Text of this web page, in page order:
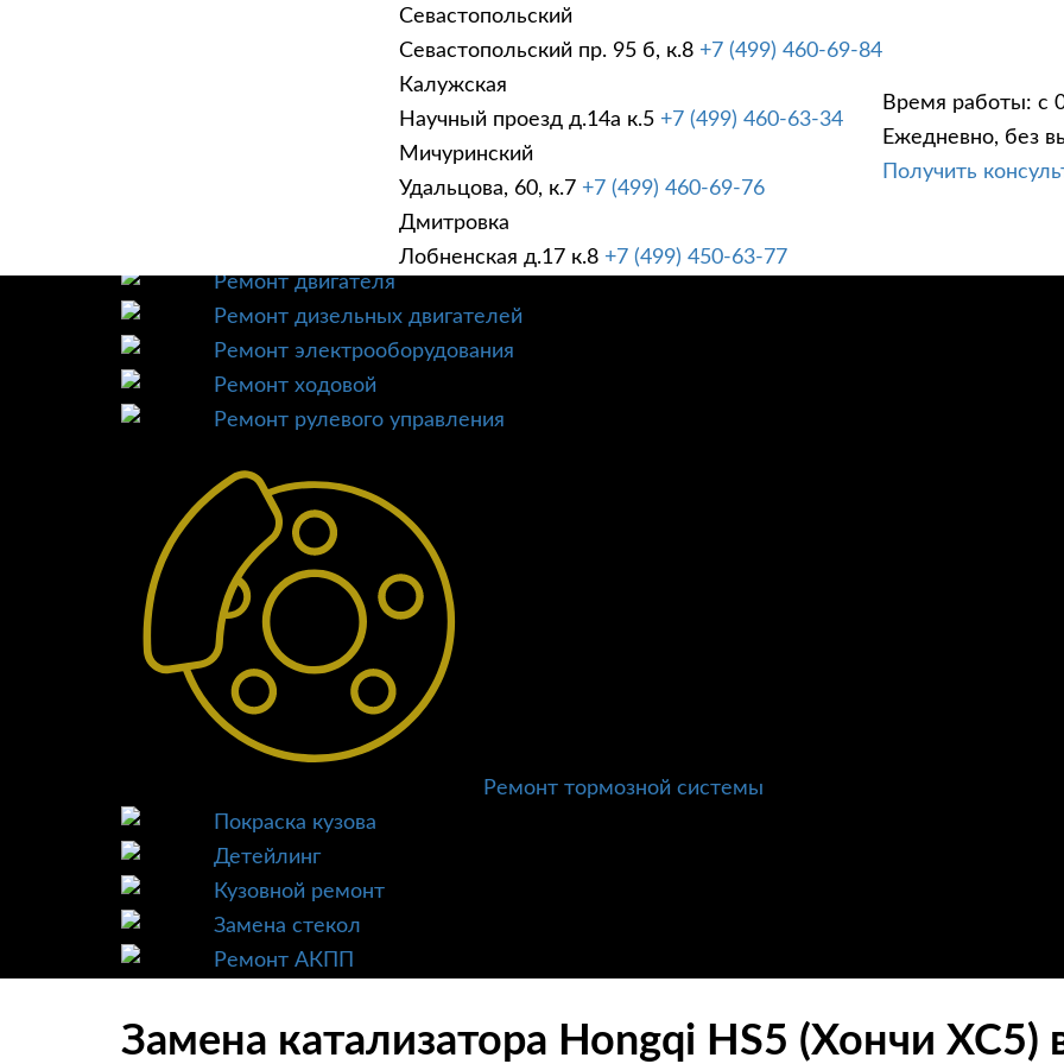
Севастопольский
Севастопольский пр. 95 б, к.8 +7 (499) 460-69-84
Калужская
Научный проезд д.14а к.5 +7 (499) 460-63-34
Мичуринский
Удальцова, 60, к.7 +7 (499) 460-69-76
Дмитровка
Лобненская д.17 к.8 +7 (499) 450-63-77
Время работы: с
Ежедневно, без
Получить
УСЛУГИ
Техническое обслуживание
Ремонт трансмиссии
Ремонт двигателя
Ремонт дизельных двигателей
Ремонт электрооборудования
Ремонт ходовой
Ремонт рулевого управления
Ремонт тормозной системы
Покраска кузова
Детейлинг
Кузовной ремонт
Замена стекол
Ремонт АКПП
Замена катализатора Hongqi HS5 (Хончи ХС5)